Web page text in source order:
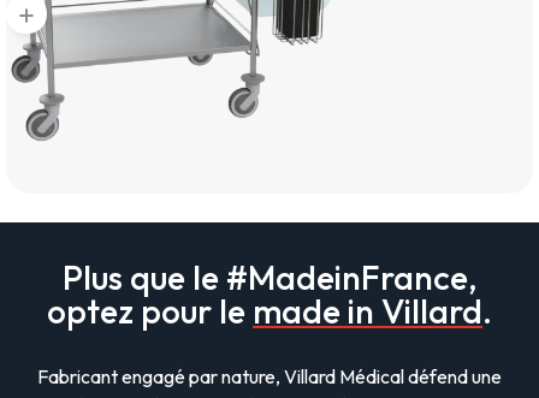
add
Plus que le #MadeinFrance,
optez pour le made in Villard.
Fabricant engagé par nature, Villard Médical défend une